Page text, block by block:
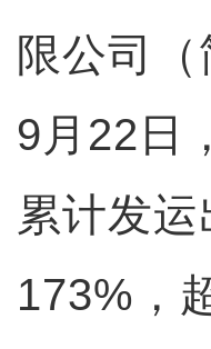
限公司
9月22日
累计发
173%，